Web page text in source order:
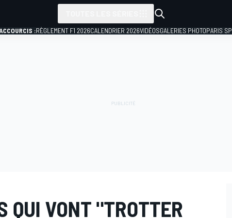
:RÈGLEMENT F1 2026CALENDRIER 2026VIDÉOSGALERIES PHOTOPARIS
QUI VONT "TROTTER